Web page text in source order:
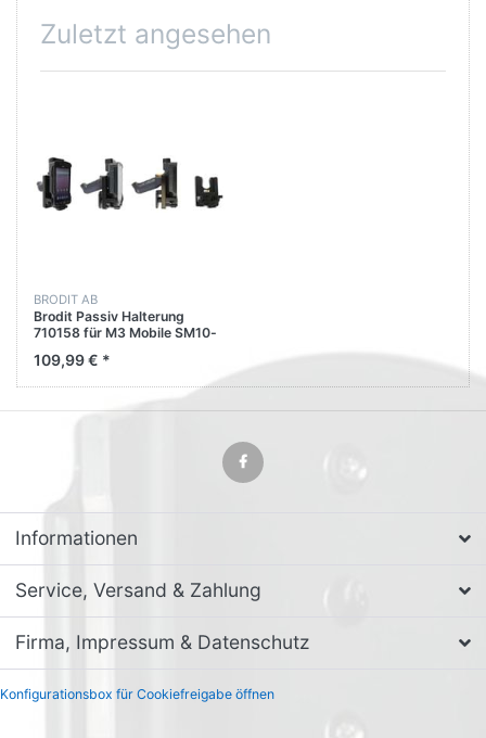
Zuletzt angesehen
BRODIT AB
Brodit Passiv Halterung
710158 für M3 Mobile SM10-
109,99 € *
Informationen
Service, Versand & Zahlung
Firma, Impressum & Datenschutz
Konfigurationsbox für Cookiefreigabe öffnen